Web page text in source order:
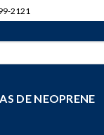
2121
DE NEOPRENE